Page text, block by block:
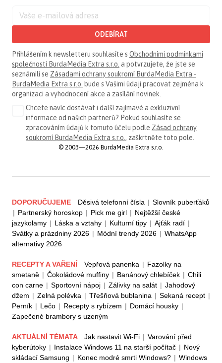
ODEBÍRAT
Přihlášením k newsletteru souhlasíte s Obchodními podmínkami
společnosti BurdaMedia Extra s.r.o. a potvrzujete, že jste se
seznámili se Zásadami ochrany soukromí BurdaMedia Extra -
BurdaMedia Extra s.r.o. bude s Vašimi údaji pracovat zejména k
organizaci a vyhodnocení akce a zasílání novinek.
Chcete navíc dostávat i další zajímavé a exkluzivní
informace od našich partnerů? Pokud souhlasíte se
zpracováním údajů k tomuto účelu podle Zásad ochrany
soukromí BurdaMedia Extra s.r.o. , zaškrtněte toto pole.
© 2003—2026 BurdaMedia Extra s.r.o.
DOPORUČUJEME Děsivá telefonní čísla | Slovník puberťáků
| Partnerský horoskop | Pick me girl | Nejtěžší české
jazykolamy | Láska a vztahy | Kulturní tipy | Ajťák radí |
Svátky a prázdniny 2026 | Módní trendy 2026 | WhatsApp
alternativy 2026
RECEPTY A VAŘENÍ Vepřová panenka | Fazolky na
smetaně | Čokoládové muffiny | Banánový chlebíček | Chili
con carne | Sportovní nápoj | Zálivky na salát | Jahodový
džem | Zelná polévka | Třešňová bublanina | Sekaná recept |
Perník | Lečo | Recepty s rybízem | Domácí housky |
Zapečené brambory s uzeným
AKTUÁLNÍ TÉMATA Jak nastavit Wi-Fi | Varování před
kyberútoky | Instalace Windows 11 na starší počítač | Nový
skládací Samsung | Konec modré smrti Windows? | Windows